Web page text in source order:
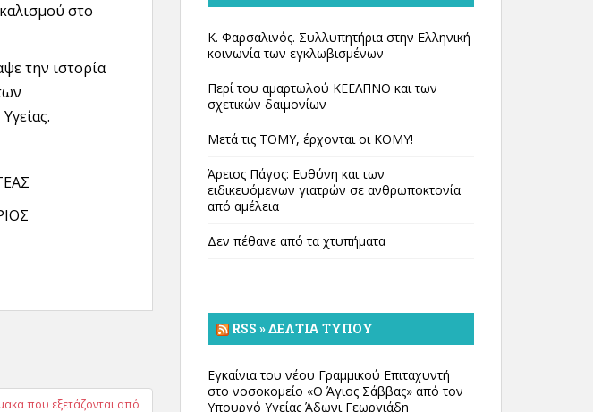
στο
την ιστορία
που εξετάζονται από
Κ. Φαρσαλινός. Συλλυπητήρια στην Ελληνική
κοινωνία των εγκλωβισμένων
Περί του αμαρτωλού ΚΕΕΛΠΝΟ και των
σχετικών δαιμονίων
Μετά τις ΤΟΜΥ, έρχονται οι ΚΟΜΥ!
Άρειος Πάγος: Ευθύνη και των
ειδικευόμενων γιατρών σε ανθρωποκτονία
από αμέλεια
Δεν πέθανε από τα χτυπήματα
RSS » ΔΕΛΤΊΑ ΤΎΠΟΥ
Εγκαίνια του νέου Γραμμικού Επιταχυντή
στο νοσοκομείο «Ο Άγιος Σάββας» από τον
Υπουργό Υγείας Άδωνι Γεωργιάδη